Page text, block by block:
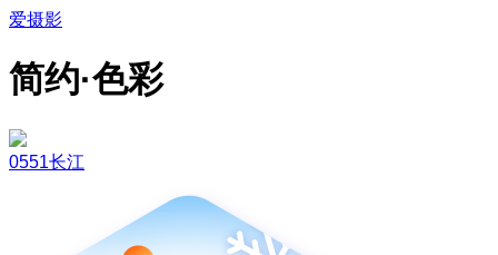
爱摄影
简约·色彩
0551长江